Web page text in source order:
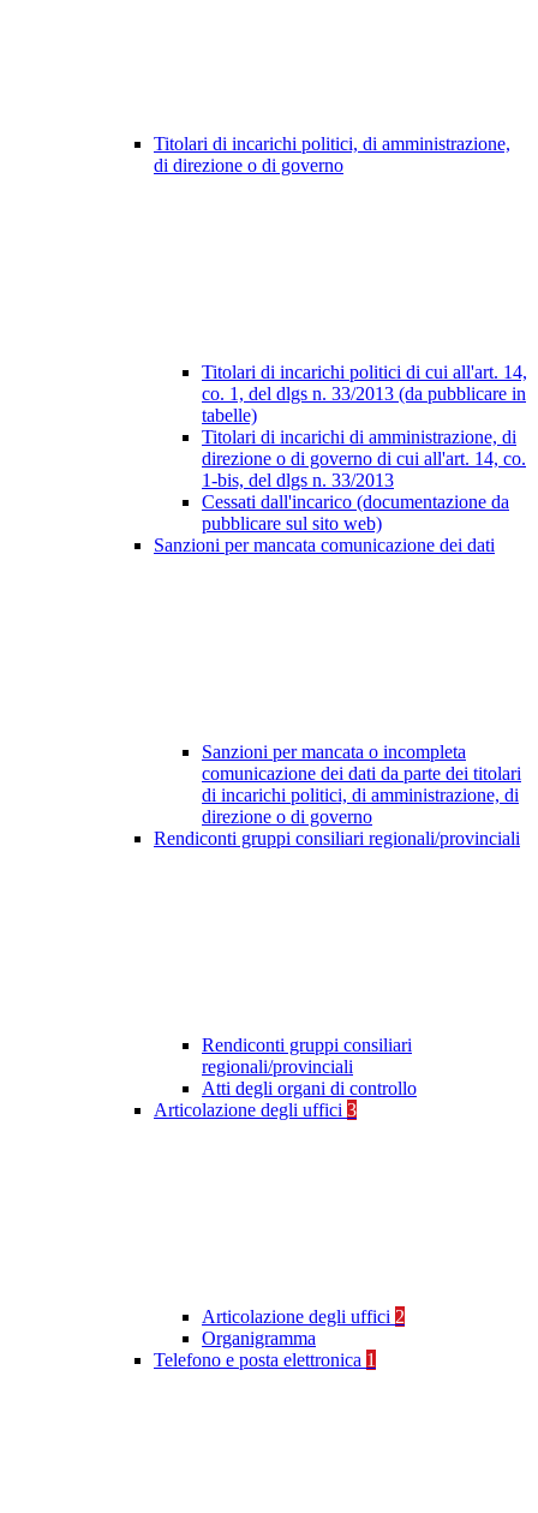
Titolari di incarichi politici, di amministrazione,
di direzione o di governo
Titolari di incarichi politici di cui all'art. 14,
co. 1, del dlgs n. 33/2013 (da pubblicare in
tabelle)
Titolari di incarichi di amministrazione, di
direzione o di governo di cui all'art. 14, co.
1-bis, del dlgs n. 33/2013
Cessati dall'incarico (documentazione da
pubblicare sul sito web)
Sanzioni per mancata comunicazione dei dati
Sanzioni per mancata o incompleta
comunicazione dei dati da parte dei titolari
di incarichi politici, di amministrazione, di
direzione o di governo
Rendiconti gruppi consiliari regionali/provinciali
Rendiconti gruppi consiliari
regionali/provinciali
Atti degli organi di controllo
Articolazione degli uffici 3
Articolazione degli uffici 2
Organigramma
Telefono e posta elettronica 1